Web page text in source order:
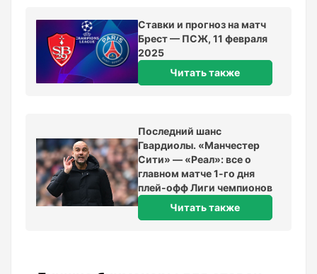
Ставки и прогноз на матч
Брест — ПСЖ, 11 февраля
2025
Читать также
Последний шанс
Гвардиолы. «Манчестер
Сити» — «Реал»: все о
главном матче 1-го дня
плей-офф Лиги чемпионов
Читать также